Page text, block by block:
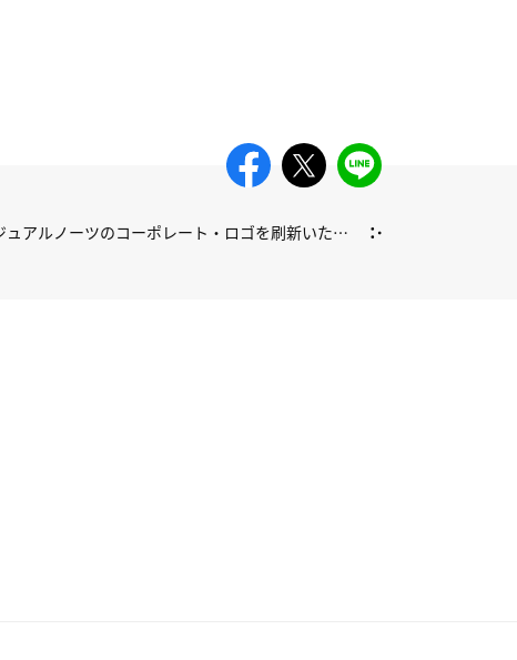
ュアルノーツのコーポレート・ロゴを刷新いたし